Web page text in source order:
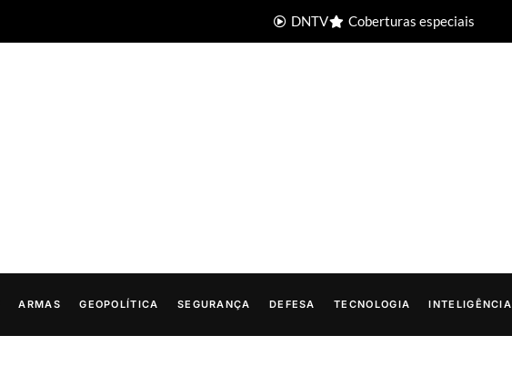
DNTV Coberturas especiais
ARMAS GEOPOLÍTICA SEGURANÇA DEFESA TECNOLOGIA INTELIGÊNCIA